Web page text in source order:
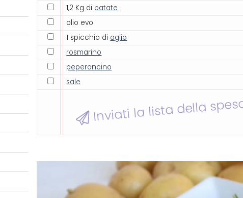
1,2 Kg di patate
olio evo
1 spicchio di aglio
rosmarino
peperoncino
sale
Inviati la lista della